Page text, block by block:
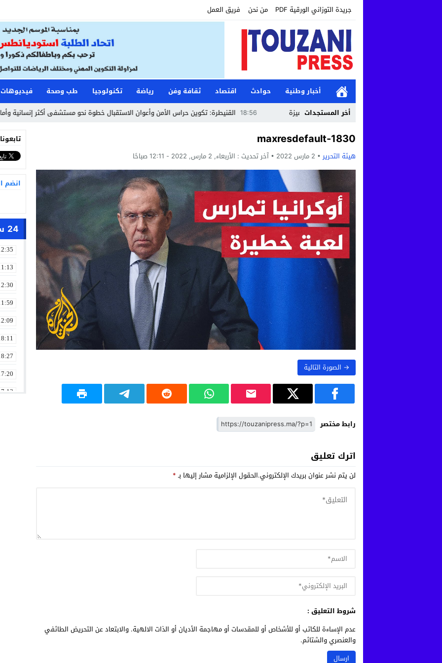
جريدة التوزاني الورقية PDF من نحن فريق العمل
أخبار وطنية حوادث اقتصاد ثقافة وفن رياضة تكنولوجيا طب وصحة فيديوهات
أخر المستجدات
القنيطرة: تكوين حراس الأمن وأعوان الاستقبال خطوة نحو مستشفى أكثر إنسانية وأماناً الكبرى” بأنشطة تضامنية وتربوية متميزة
1830-maxresdefault
هيئة التحرير 2 مارس 2022 آخر تحديث : الأربعاء, 2 مارس, 2022 - 12:11 صباحًا
→ الصورة التالية
رابط مختصر
اترك تعليق
لن يتم نشر عنوان بريدك الإلكتروني.الحقول الإلزامية مشار إليها بـ*
شروط التعليق :
عدم الإساءة للكاتب أو للأشخاص أو للمقدسات أو مهاجمة الأديان أو الذات الالهية. والابتعاد عن التحريض الطائفي
والعنصري والشتائم.
انضم
24 ساعة